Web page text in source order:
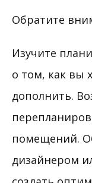
Обратите
Изучите
о том, как вы
дополнить.
помещений.
дизайнером